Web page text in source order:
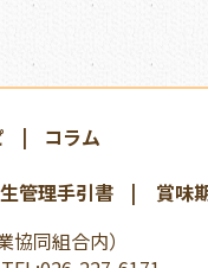
コラム
管理手引書 賞味
協同組合内）